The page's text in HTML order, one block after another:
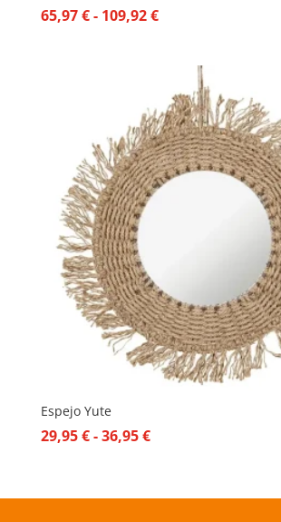
65,97€- 109,92€Rango
precios:
desde
65,97 €
hasta
109,92 €
Espejo Yute
29,95€-36,95€Rango